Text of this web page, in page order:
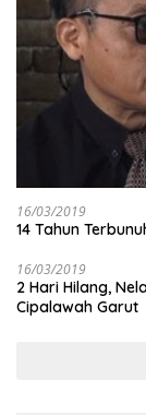
16/03/2019
14 Tahun
16/03/2019
2 Hari Hilang,
Cipalawah Garut